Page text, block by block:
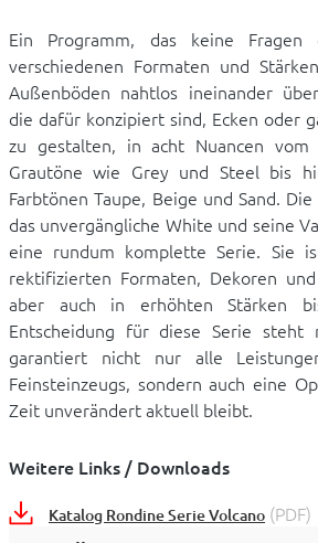
Ein Programm, das keine
verschiedenen Formaten und
Außenböden nahtlos ineinander
die dafür konzipiert sind, Ecken oder
zu gestalten, in acht Nuancen
Grautöne wie Grey und Steel bis
Farbtönen Taupe, Beige und Sand.
das unvergängliche White und seine
eine rundum komplette Serie. Sie
rektifizierten Formaten, Dekoren
aber auch in erhöhten Stärken
Entscheidung für diese Serie steht
garantiert nicht nur alle
Feinsteinzeugs, sondern auch eine
Zeit unverändert aktuell bleibt.
Weitere Links / Downloads
Katalog Rondine Serie Volcano (PDF)